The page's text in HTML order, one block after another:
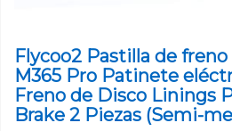
Flycoo2 Pastilla de
M365 Pro Patinete
Freno de Disco Linings
Brake 2 Piezas (Semi-